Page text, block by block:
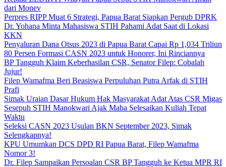
dari Monev
Perpres RIPP Muat 6 Strategi, Papua Barat Siapkan Pergub DPRK
Dr. Yohana Minta Mahasiswa STIH Pahami Adat Saat di Lokasi
KKN
Penyaluran Dana Otsus 2023 di Papua Barat Capai Rp 1,034 Triliun
80 Persen Formasi CASN 2023 untuk Honorer, Ini Rinciannya
BP Tangguh Klaim Keberhasilan CSR, Senator Filep: Cobalah
Jujur!
Filep Wamafma Beri Beasiswa Perpuluhan Putra Arfak di STIH
Prafi
Simak Uraian Dasar Hukum Hak Masyarakat Adat Atas CSR Migas
Sesepuh STIH Manokwari Ajak Maba Selesaikan Kuliah Tepat
Waktu
Seleksi CASN 2023 Usulan BKN September 2023, Simak
Selengkapnya!
KPU Umumkan DCS DPD RI Papua Barat, Filep Wamafma
Nomor 3!
Dr. Filep Sampaikan Persoalan CSR BP Tangguh ke Ketua MPR RI